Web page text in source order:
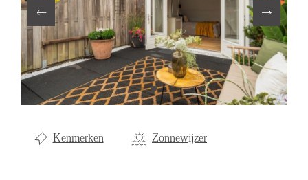
Kenmerken Zonnewijzer
Aanhuur
Aankoop
Beheer
Verhuur
Verkoop
Nieuwbouw